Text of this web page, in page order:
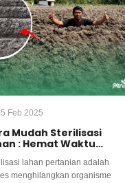
Feb 2025
Mudah Sterilisasi
: Hemat Waktu
lahan pertanian adalah
menghilangkan organisme